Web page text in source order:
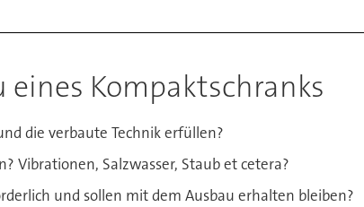
Kompaktschranks
die verbaute Technik erfüllen?
Vibrationen, Salzwasser, Staub et cetera?
und sollen mit dem Ausbau erhalten bleiben?